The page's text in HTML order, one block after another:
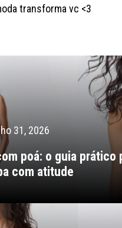
transforma vc <3
31, 2026
poá: o guia prático
com atitude